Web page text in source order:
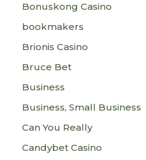
Bonuskong Casino
bookmakers
Brionis Casino
Bruce Bet
Business
Business, Small Business
Can You Really
Candybet Casino